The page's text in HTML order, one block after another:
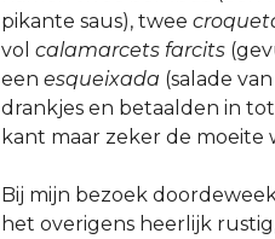
pikante saus), twee
vol calamarcets farcits
een esqueixada (salade
drankjes en betaalden in
kant maar zeker de moeite
Bij mijn bezoek
het overigens heerlijk